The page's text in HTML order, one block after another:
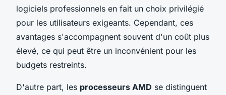
logiciels professionnels en fait un choix privilégié
pour les utilisateurs exigeants. Cependant, ces
avantages s'accompagnent souvent d'un coût plus
élevé, ce qui peut être un inconvénient pour les
budgets restreints.
D'autre part, les processeurs AMD se distinguent